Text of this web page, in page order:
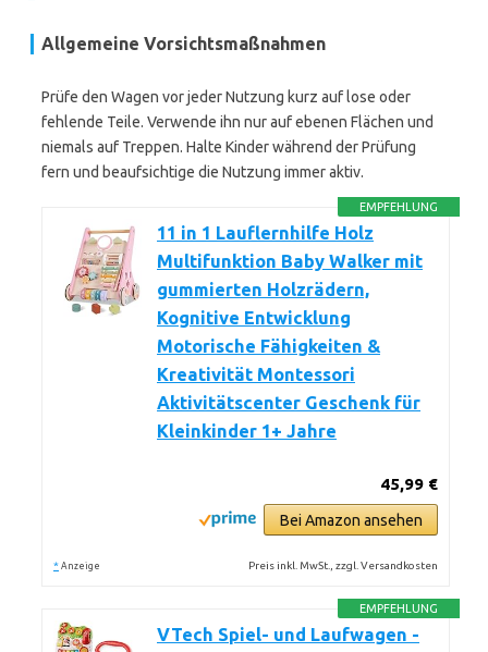
Allgemeine Vorsichtsmaßnahmen
Prüfe den Wagen vor jeder Nutzung kurz auf lose oder
fehlende Teile. Verwende ihn nur auf ebenen Flächen und
niemals auf Treppen. Halte Kinder während der Prüfung
fern und beaufsichtige die Nutzung immer aktiv.
EMPFEHLUNG
11 in 1 Lauflernhilfe Holz
Multifunktion Baby Walker mit
gummierten Holzrädern,
Kognitive Entwicklung
Motorische Fähigkeiten &
Kreativität Montessori
Aktivitätscenter Geschenk für
Kleinkinder 1+ Jahre
45,99 €
Bei Amazon ansehen
* Anzeige Preis inkl. MwSt., zzgl. Versandkosten
EMPFEHLUNG
VTech Spiel- und Laufwagen -